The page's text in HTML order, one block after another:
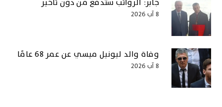
8 آب 2026
وفاة والد ليونيل ميسي عن عمر 68 عامًا
8 آب 2026